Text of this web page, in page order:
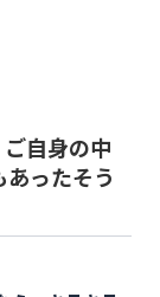
自身の中
ったそう